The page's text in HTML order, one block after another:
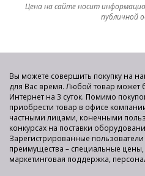
Цена на сайте носит
публичной
Вы можете совершить покупку на
для Вас время. Любой товар может
Интернет на 3 суток. Помимо
приобрести товар в офисе
частными лицами, конечными
конкурсах на поставки
Зарегистрированные
преимущества – специальные цены,
маркетинговая поддержка,